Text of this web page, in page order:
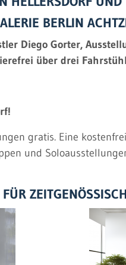
BERLIN
Diego Gorter,
über drei
gratis. Eine
und